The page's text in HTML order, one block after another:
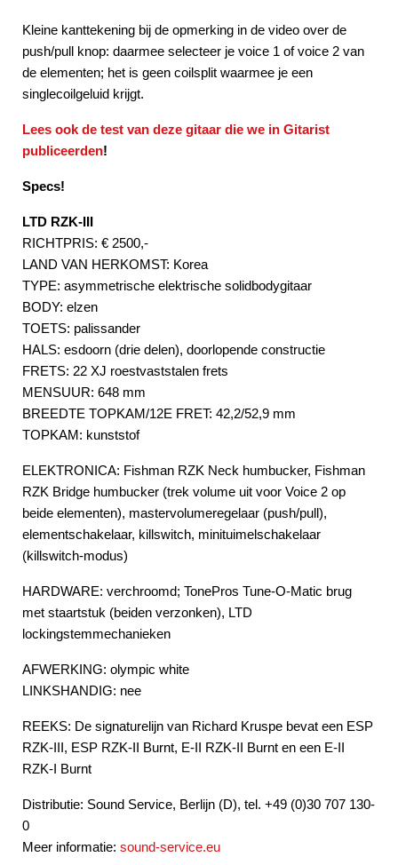
Kleine kanttekening bij de opmerking in de video over de
push/pull knop: daarmee selecteer je voice 1 of voice 2 van
de elementen; het is geen coilsplit waarmee je een
singlecoilgeluid krijgt.
Lees ook de test van deze gitaar die we in Gitarist
publiceerden!
Specs!
LTD RZK-III
RICHTPRIS: € 2500,-
LAND VAN HERKOMST: Korea
TYPE: asymmetrische elektrische solidbodygitaar
BODY: elzen
TOETS: palissander
HALS: esdoorn (drie delen), doorlopende constructie
FRETS: 22 XJ roestvaststalen frets
MENSUUR: 648 mm
BREEDTE TOPKAM/12E FRET: 42,2/52,9 mm
TOPKAM: kunststof
ELEKTRONICA: Fishman RZK Neck humbucker, Fishman
RZK Bridge humbucker (trek volume uit voor Voice 2 op
beide elementen), mastervolumeregelaar (push/pull),
elementschakelaar, killswitch, minituimelschakelaar
(killswitch-modus)
HARDWARE: verchroomd; TonePros Tune-O-Matic brug
met staartstuk (beiden verzonken), LTD
lockingstemmechanieken
AFWERKING: olympic white
LINKSHANDIG: nee
REEKS: De signaturelijn van Richard Kruspe bevat een ESP
RZK-III, ESP RZK-II Burnt, E-II RZK-II Burnt en een E-II
RZK-I Burnt
Distributie: Sound Service, Berlijn (D), tel. +49 (0)30 707 130-
0
Meer informatie: sound-service.eu